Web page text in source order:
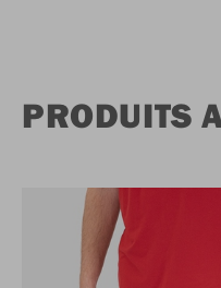
PRODUITS